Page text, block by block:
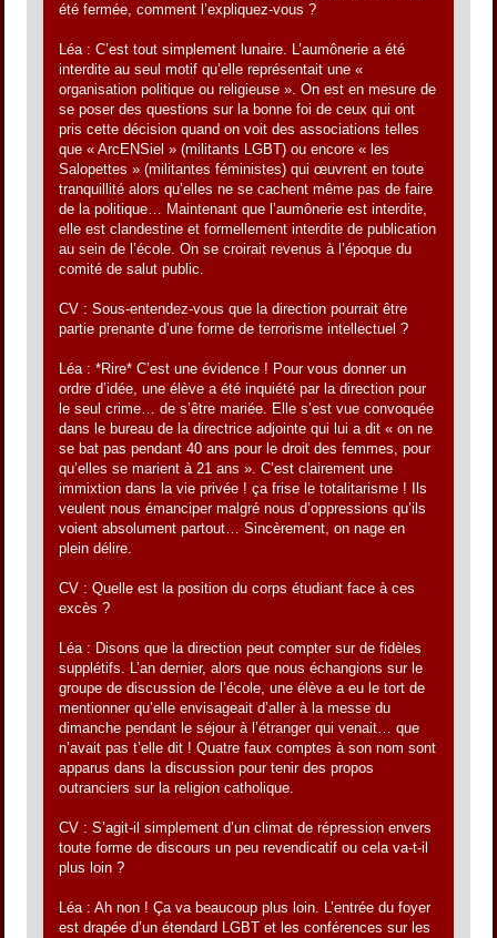
été fermée, comment l’expliquez-vous ?
Léa : C’est tout simplement lunaire. L’aumônerie a été
interdite au seul motif qu’elle représentait une «
organisation politique ou religieuse ». On est en mesure de
se poser des questions sur la bonne foi de ceux qui ont
pris cette décision quand on voit des associations telles
que « ArcENSiel » (militants LGBT) ou encore « les
Salopettes » (militantes féministes) qui œuvrent en toute
tranquillité alors qu’elles ne se cachent même pas de faire
de la politique… Maintenant que l’aumônerie est interdite,
elle est clandestine et formellement interdite de publication
au sein de l’école. On se croirait revenus à l’époque du
comité de salut public.
CV : Sous-entendez-vous que la direction pourrait être
partie prenante d’une forme de terrorisme intellectuel ?
Léa : *Rire* C’est une évidence ! Pour vous donner un
ordre d’idée, une élève a été inquiété par la direction pour
le seul crime… de s’être mariée. Elle s’est vue convoquée
dans le bureau de la directrice adjointe qui lui a dit « on ne
se bat pas pendant 40 ans pour le droit des femmes, pour
qu’elles se marient à 21 ans ». C’est clairement une
immixtion dans la vie privée ! ça frise le totalitarisme ! Ils
veulent nous émanciper malgré nous d’oppressions qu’ils
voient absolument partout… Sincèrement, on nage en
plein délire.
CV : Quelle est la position du corps étudiant face à ces
excès ?
Léa : Disons que la direction peut compter sur de fidèles
supplétifs. L’an dernier, alors que nous échangions sur le
groupe de discussion de l’école, une élève a eu le tort de
mentionner qu’elle envisageait d’aller à la messe du
dimanche pendant le séjour à l’étranger qui venait… que
n’avait pas t’elle dit ! Quatre faux comptes à son nom sont
apparus dans la discussion pour tenir des propos
outranciers sur la religion catholique.
CV : S’agit-il simplement d’un climat de répression envers
toute forme de discours un peu revendicatif ou cela va-t-il
plus loin ?
Léa : Ah non ! Ça va beaucoup plus loin. L’entrée du foyer
est drapée d’un étendard LGBT et les conférences sur les